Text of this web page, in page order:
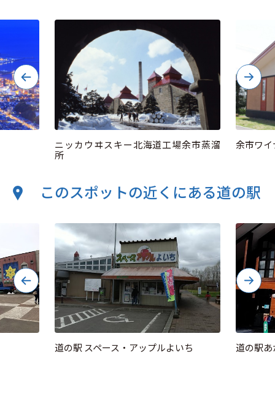
ニッカウヰスキー北海道工場余市蒸溜
所
余市ワ
このスポットの近くにある道の駅
道の駅 スペース・アップルよいち 道の駅